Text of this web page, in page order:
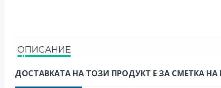
ОПИСАНИЕ
ДОСТАВКАТА НА ТОЗИ ПРОДУКТ Е ЗА СМЕТКА НА